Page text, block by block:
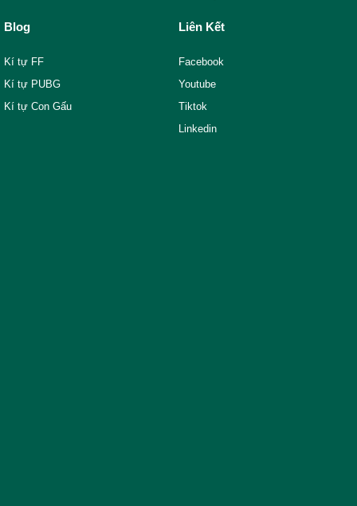
Blog
Kí tự FF
Kí tự PUBG
Kí tự Con Gấu
Liên Kết
Facebook
Youtube
Tiktok
Linkedin